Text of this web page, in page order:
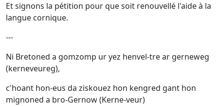
Et signons la pétition pour que soit renouvellé l'aide à la
langue cornique.
---
Ni Bretoned a gomzomp ur yez henvel-tre ar gerneweg
(kerneveureg),
c'hoant hon-eus da ziskouez hon kengred gant hon
mignoned a bro-Gernow (Kerne-veur)